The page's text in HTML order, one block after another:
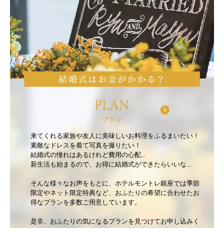
来てくれる家族や友人に美味しいお料理をふるまいたい！
素敵なドレスを着て写真を撮りたい！
結婚式の憧れはあるけれど費用の心配...
新生活も始まるので、お得に結婚式ができたらいいな...
そんな様々なお声をもとに、ホテルモントレ銀座では季節
限定やネット限定特典など、おふたりの希望に合わせたお
得なプランを多数ご用意しています。
是非、おふたりの気になるプランを見つけてお申し込みく